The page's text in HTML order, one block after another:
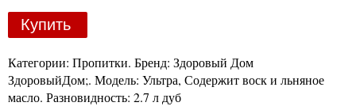
Купить
Категории: Пропитки. Бренд: Здоровый Дом
ЗдоровыйДом;. Модель: Ультра, Содержит воск и льняное
масло. Разновидность: 2.7 л дуб